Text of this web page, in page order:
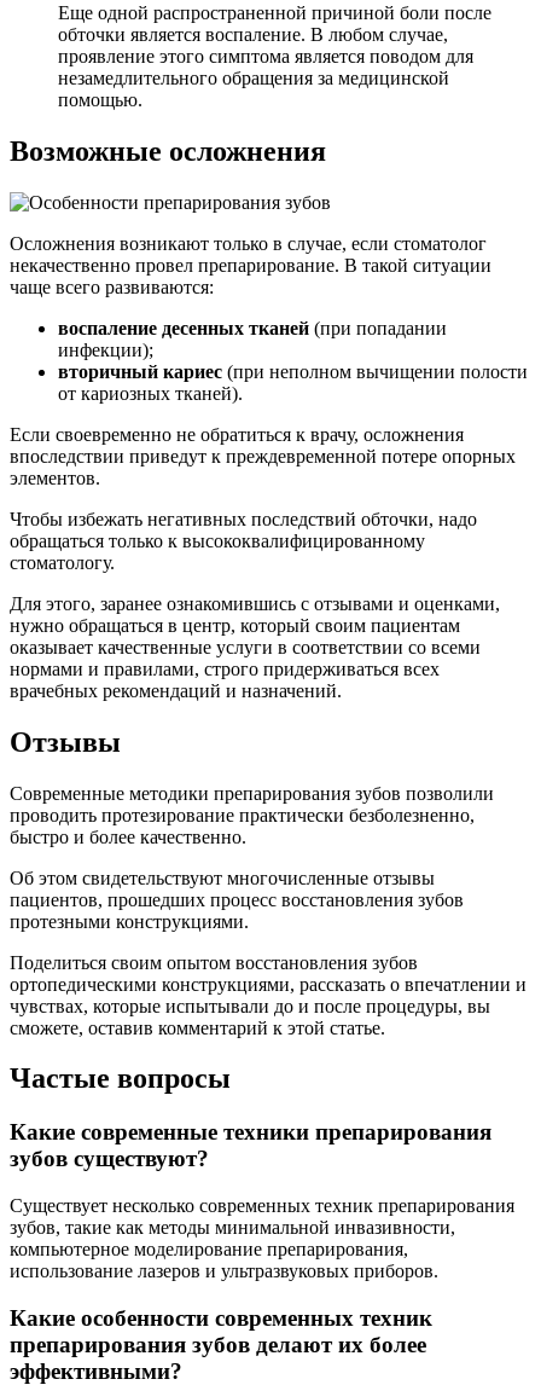
Еще одной распространенной причиной боли после
обточки является воспаление. В любом случае,
проявление этого симптома является поводом для
незамедлительного обращения за медицинской
помощью.
Возможные осложнения
Осложнения возникают только в случае, если стоматолог
некачественно провел препарирование. В такой ситуации
чаще всего развиваются:
воспаление десенных тканей (при попадании
инфекции);
вторичный кариес (при неполном вычищении полости
от кариозных тканей).
Если своевременно не обратиться к врачу, осложнения
впоследствии приведут к преждевременной потере опорных
элементов.
Чтобы избежать негативных последствий обточки, надо
обращаться только к высококвалифицированному
стоматологу.
Для этого, заранее ознакомившись с отзывами и оценками,
нужно обращаться в центр, который своим пациентам
оказывает качественные услуги в соответствии со всеми
нормами и правилами, строго придерживаться всех
врачебных рекомендаций и назначений.
Отзывы
Современные методики препарирования зубов позволили
проводить протезирование практически безболезненно,
быстро и более качественно.
Об этом свидетельствуют многочисленные отзывы
пациентов, прошедших процесс восстановления зубов
протезными конструкциями.
Поделиться своим опытом восстановления зубов
ортопедическими конструкциями, рассказать о впечатлении и
чувствах, которые испытывали до и после процедуры, вы
сможете, оставив комментарий к этой статье.
Частые вопросы
Какие современные техники препарирования
зубов существуют?
Существует несколько современных техник препарирования
зубов, такие как методы минимальной инвазивности,
компьютерное моделирование препарирования,
использование лазеров и ультразвуковых приборов.
Какие особенности современных техник
препарирования зубов делают их более
эффективными?